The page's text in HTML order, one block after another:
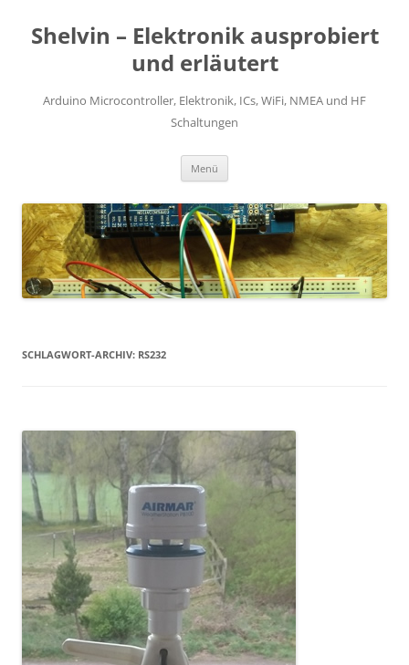
springen
Shelvin – Elektronik ausprobiert
und erläutert
Arduino Microcontroller, Elektronik, ICs, WiFi, NMEA und HF
Schaltungen
Menü
SCHLAGWORT-ARCHIV: RS232